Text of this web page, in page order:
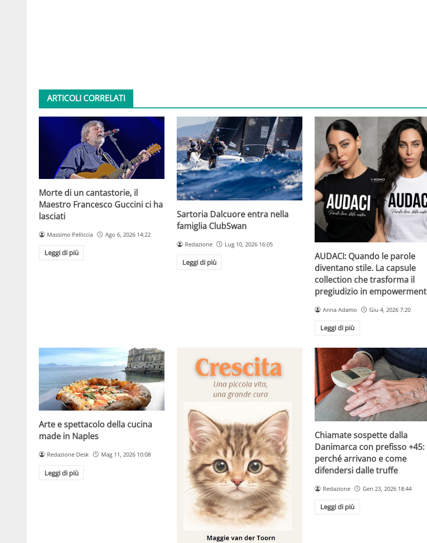
ARTICOLI CORRELATI
Morte di un cantastorie, il
Maestro Francesco Guccini ci ha
lasciati
Massimo Pelliccia Ago 6, 2026 14:22
Leggi di più
Sartoria Dalcuore entra nella
famiglia ClubSwan
Redazione Lug 10, 2026 16:05
Leggi di più
AUDACI: Quando le parole
diventano stile. La capsule
collection che trasforma il
pregiudizio in empowerment
Anna Adamo Giu 4, 2026 7:20
Leggi di più
Arte e spettacolo della cucina
made in Naples
Redazione Desk Mag 11, 2026 10:08
Leggi di più
Chiamate sospette dalla
Danimarca con prefisso +45:
perché arrivano e come
difendersi dalle truffe
Redazione Gen 23, 2026 18:44
Leggi di più